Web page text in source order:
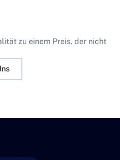
zu einem Preis, der nicht